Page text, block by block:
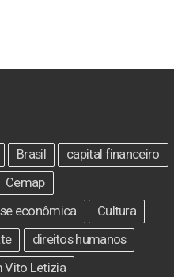
Brasil
capital financeiro
Cemap
econômica
Cultura
direitos humanos
Vito Letizia